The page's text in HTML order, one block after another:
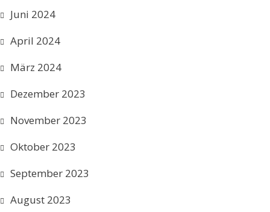
Juni 2024
April 2024
März 2024
Dezember 2023
November 2023
Oktober 2023
September 2023
August 2023